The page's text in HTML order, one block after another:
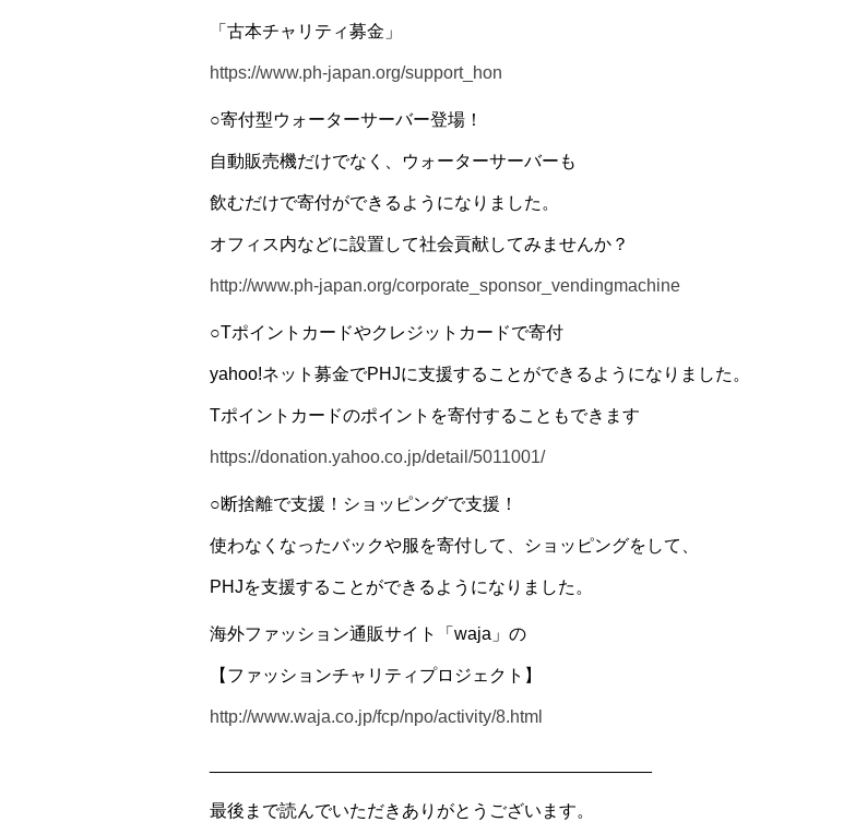
「古本チャリティ募金」
https://www.ph-japan.org/support_hon
○寄付型ウォーターサーバー登場！
自動販売機だけでなく、ウォーターサーバーも
飲むだけで寄付ができるようになりました。
オフィス内などに設置して社会貢献してみませんか？
http://www.ph-japan.org/corporate_sponsor_vendingmachine
○Tポイントカードやクレジットカードで寄付
yahoo!ネット募金でPHJに支援することができるようになりました。
Tポイントカードのポイントを寄付することもできます
https://donation.yahoo.co.jp/detail/5011001/
○断捨離で支援！ショッピングで支援！
使わなくなったバックや服を寄付して、ショッピングをして、
PHJを支援することができるようになりました。
海外ファッション通販サイト「waja」の
【ファッションチャリティプロジェクト】
http://www.waja.co.jp/fcp/npo/activity/8.html
最後まで読んでいただきありがとうございます。